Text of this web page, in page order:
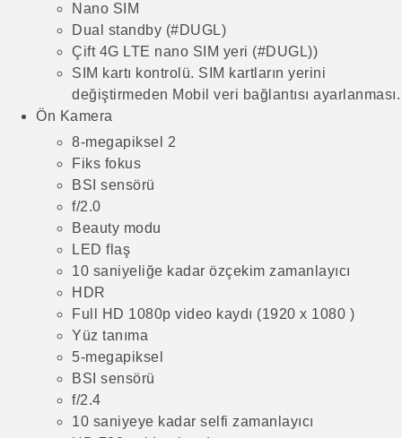
Nano SIM
Dual standby (#DUGL)
Çift 4G LTE nano SIM yeri (#DUGL))
SIM kartı kontrolü. SIM kartların yerini
değiştirmeden Mobil veri bağlantısı ayarlanması.
Ön Kamera
8-megapiksel 2
Fiks fokus
BSI sensörü
f/2.0
Beauty modu
LED flaş
10 saniyeliğe kadar özçekim zamanlayıcı
HDR
Full HD 1080p video kaydı (1920 x 1080 )
Yüz tanıma
5-megapiksel
BSI sensörü
f/2.4
10 saniyeye kadar selfi zamanlayıcı